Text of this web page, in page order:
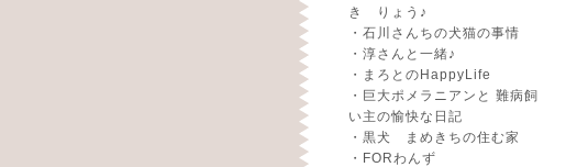
き りょう♪
・ 石川さんちの犬猫の事情
・ 淳さんと一緒♪
・ まろとのHappyLife
・ 巨大ポメラニアンと 難病飼
い主の愉快な日記
・ 黒犬 まめきちの住む家
・ FORわんず